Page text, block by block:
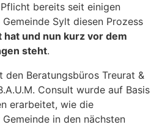
bereits seit einigen
Sylt diesen Prozess
und nun kurz vor dem
steht.
den Beratungsbüros Treurat &
Consult wurde auf Basis
erarbeitet, wie die
in den nächsten